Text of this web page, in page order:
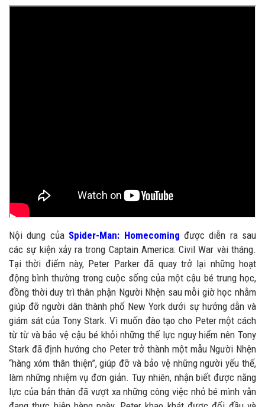
Nội dung của Spider-Man: Homecoming được diễn ra sau
các sự kiện xảy ra trong Captain America: Civil War vài tháng.
Tại thời điểm này, Peter Parker đã quay trở lại những hoạt
động bình thường trong cuộc sống của một cậu bé trung học,
đồng thời duy trì thân phận Người Nhện sau mỗi giờ học nhằm
giúp đỡ người dân thành phố New York dưới sự hướng dẫn và
giám sát của Tony Stark. Vì muốn đào tạo cho Peter một cách
từ từ và bảo vệ cậu bé khỏi những thế lực nguy hiểm nên Tony
Stark đã định hướng cho Peter trở thành một mẫu Người Nhện
“hàng xóm thân thiện”, giúp đỡ và bảo vệ những người yếu thế,
làm những nhiệm vụ đơn giản. Tuy nhiên, nhận biết được năng
lực của bản thân đã vượt xa những công việc nhỏ bé mình vẫn